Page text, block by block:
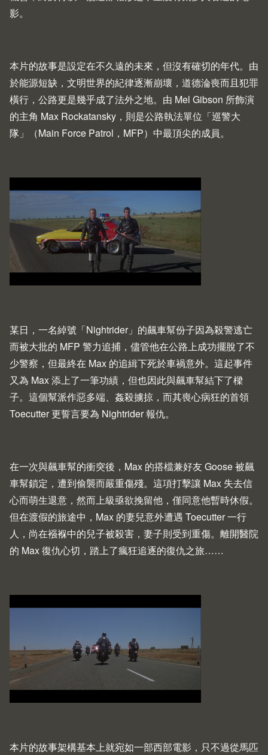
影。
本片的故事是設定在不久遠的未來，但沒有確切的年代。由
於能源短缺，文明世界的紀律逐漸崩壞，道德淪喪而且犯罪
橫行，公路更是幾乎成了法外之地。由 Mel Gibson 所飾演
的主角 Max Rockatansky，則是公路執法單位「巡警大
隊」（Main Force Patrol，MFP）中最頂尖的成員。
某日，一名綽號「Nightrider」的飆車幫份子因為殺警逃亡
而被大批的 MFP 警力追捕，儘管他在公路上成功擺脫了不
少警察，但最終在 Max 的追緝下死於車禍意外。這起事件
又為 Max 添上了一筆功績，但也因此與飆車幫結下了樑
子。這個幫派作惡多端、姦殺擄掠，而其喪心病狂的首領
Toecutter 更誓言要為 Nightrider 報仇。
在一次與飆車幫的衝突後，Max 的搭檔兼好友 Goose 被飆
車幫鎖定，遭到偷襲而嚴重傷殘。這項打擊讓 Max 失去信
心而萌生退意，然而上級亟欲挽留他，僅同意他暫時休假。
但在渡假的旅途中，Max 的妻兒意外遭遇 Toecutter 一行
人，尚在襁褓中的兒子被殺害，妻子則受到重傷。離開醫院
的 Max 復仇心切，踏上了瘋狂追逐的復仇之旅……
本片的故事架構基本上就宛如一部西部電影，只不過從馬匹